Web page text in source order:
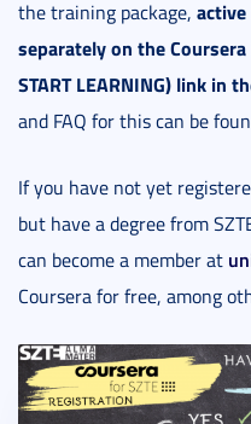
the training package,
separately on the
START LEARNING) link in
and FAQ for this can be
If you have not yet
but have a degree from
can become a member at
Coursera for free, among